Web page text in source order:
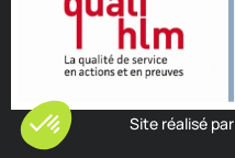
Site réalisé par